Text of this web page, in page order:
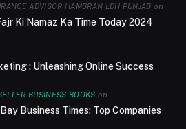
ADVISOR HAMBRAN LDH PUNJAB on
Fajr Ki Namaz Ka Time Today 2024
: Unleashing Online Success
BUSINESS BOOKS on
Business Times: Top Companies